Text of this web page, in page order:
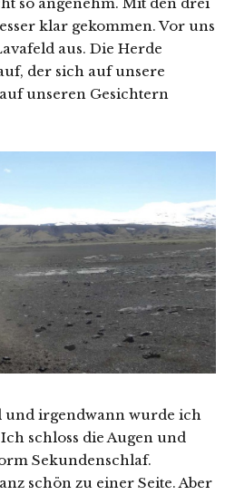
so angenehm. Mit den drei
klar gekommen. Vor uns
aus. Die Herde
der sich auf unsere
unseren Gesichtern
und irgendwann wurde ich
schloss die Augen und
Sekundenschlaf.
schön zu einer Seite. Aber